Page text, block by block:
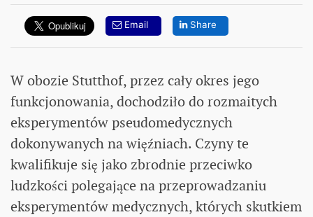
Email Share
W obozie Stutthof, przez cały okres jego
funkcjonowania, dochodziło do rozmaitych
eksperymentów pseudomedycznych
dokonywanych na więźniach. Czyny te
kwalifikuje się jako zbrodnie przeciwko
ludzkości polegające na przeprowadzaniu
eksperymentów medycznych, których skutkiem